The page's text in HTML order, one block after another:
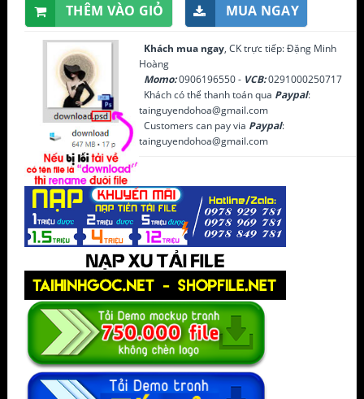
THÊM VÀO GIỎ MUA NGAY
Khách mua ngay, CK trực tiếp: Đặng Minh
Hoàng
Momo:0906196550 - VCB:0291000250717
Khách có thể thanh toán qua Paypal:
tainguyendohoa@gmail.com
Customers can pay via Paypal:
tainguyendohoa@gmail.com